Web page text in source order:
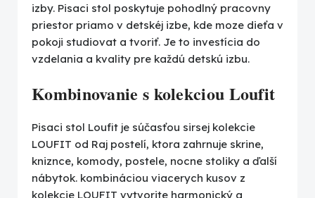
izby. Pisaci stol poskytuje pohodlný pracovny
priestor priamo v detskéj izbe, kde moze dieťa v
pokoji studiovat a tvoriť. Je to investícia do
vzdelania a kvality pre každú detskú izbu.
Kombinovanie s kolekciou Loufit
Pisaci stol Loufit je súčasťou sirsej kolekcie
LOUFIT od Raj postelí, ktora zahrnuje skrine,
kniznce, komody, postele, nocne stoliky a ďalší
nábytok. kombináciou viacerych kusov z
kolekcie LOUFIT vytvorite harmonický a